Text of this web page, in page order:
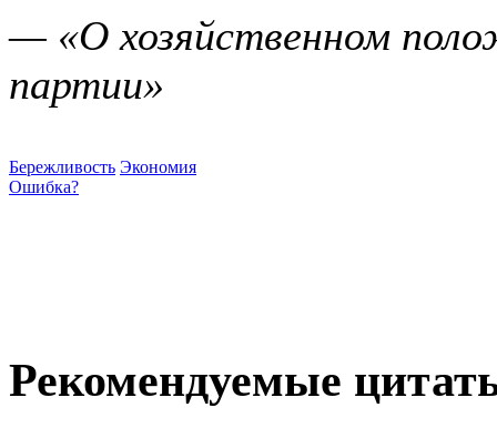
— «О хозяйственном
партии»
Бережливость Экономия
Ошибка?
Рекомендуемые